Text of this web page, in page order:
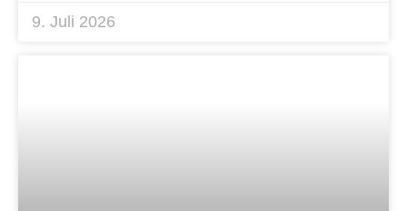
9. Juli 2026